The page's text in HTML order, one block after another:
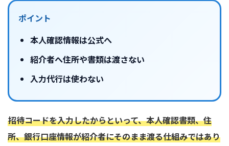
ポイント
本人確認情報は公式へ
紹介者へ住所や書類は渡さない
入力代行は使わない
招待コードを入力したからといって、本人確認書類、住
所、銀行口座情報が紹介者にそのまま渡る仕組みではあり